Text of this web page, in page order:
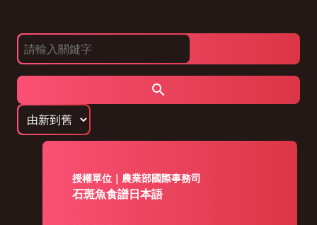
授權單位｜農業部國際事務司
石斑魚食譜日本語